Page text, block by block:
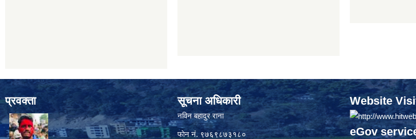
प्रवक्ता सूचना अधिकारी
नविन बहादुर राना
फाेन नं. ९७६९८७३१८०
Website
eGov